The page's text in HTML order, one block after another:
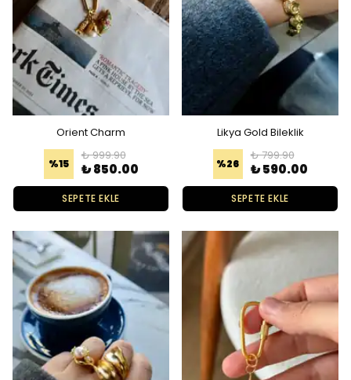
Orient Charm
%15
₺ 999.90
₺ 850.00
SEPETE EKLE
Likya Gold Bileklik
%26
₺ 799.90
₺ 590.00
SEPETE EKLE